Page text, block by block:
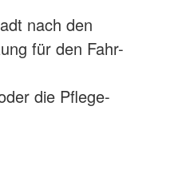
nach den
für den Fahr-
die Pflege-